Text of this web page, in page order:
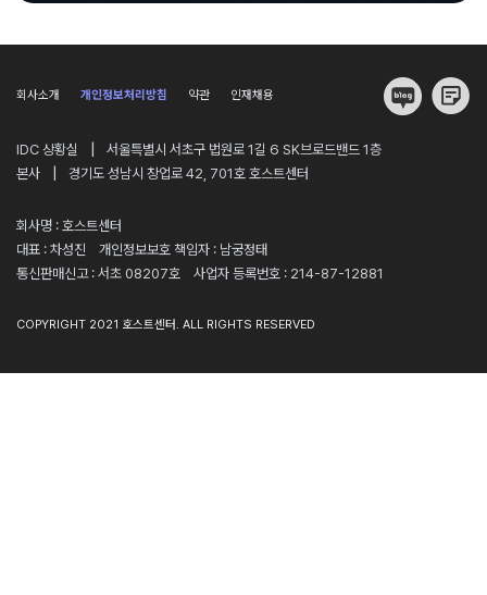
회사소개 개인정보처리방침 약관 인재채용
IDC 상황실
서울특별시 서초구 법원로 1길 6 SK브로드밴드 1층
본사
경기도 성남시 창업로 42, 701호 호스트센터
회사명 : 호스트센터
대표 : 차성진
개인정보보호 책임자 : 남궁정태
통신판매신고 : 서초 08207호
사업자 등록번호 : 214-87-12881
COPYRIGHT 2021 호스트센터. ALL RIGHTS RESERVED